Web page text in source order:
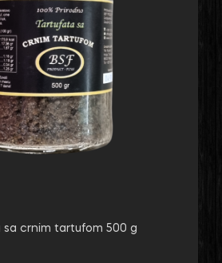
sa crnim tartufom 500 g